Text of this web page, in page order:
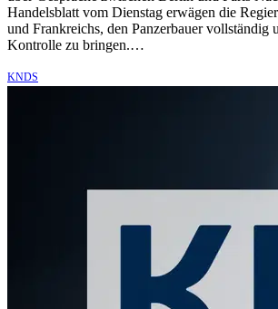
Handelsblatt vom Dienstag erwägen die
und Frankreichs, den Panzerbauer vollständig
Kontrolle zu bringen.…
KNDS